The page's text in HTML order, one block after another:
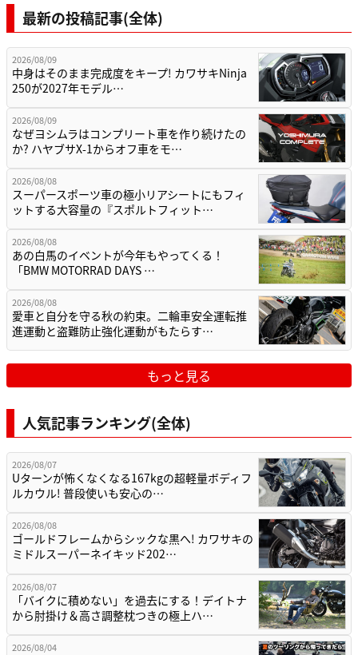
最新の投稿記事(全体)
2026/08/09
中身はそのまま完成度をキープ! カワサキNinja
250が2027年モデル…
2026/08/09
なぜヨシムラはコンプリート車を作り続けたの
か? ハヤブサX-1からオフ車をモ…
2026/08/08
スーパースポーツ車の極小リアシートにもフィ
ットする大容量の『スポルトフィット…
2026/08/08
あの白馬のイベントが今年もやってくる！
「BMW MOTORRAD DAYS …
2026/08/08
愛車と自分を守る秋の約束。二輪車安全運転推
進運動と盗難防止強化運動がもたらす…
もっと見る
人気記事ランキング(全体)
2026/08/07
Uターンが怖くなくなる167kgの超軽量ボディフ
ルカウル! 普段使いも安心の…
2026/08/08
ゴールドフレームからシックな黒へ! カワサキの
ミドルスーパーネイキッド202…
2026/08/07
「バイクに積めない」を過去にする！デイトナ
から肘掛け＆高さ調整枕つきの極上ハ…
2026/08/04